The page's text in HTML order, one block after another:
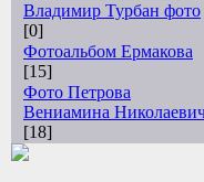
Владимир Турбан фото
[0]
Фотоальбом Ермакова
[15]
Фото Петрова
Вениамина
[18]